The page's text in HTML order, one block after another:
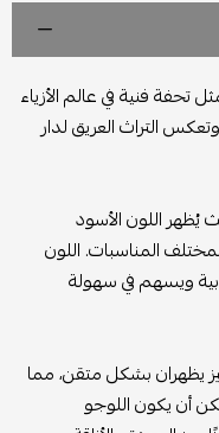
فنية في عالم الأزياء
التراث العريق لدار
اللون الأسود
المناسبات. اللون
ويسهم في سهولة
يظهران بشكل متقن، مما
أن يكون اللوجو